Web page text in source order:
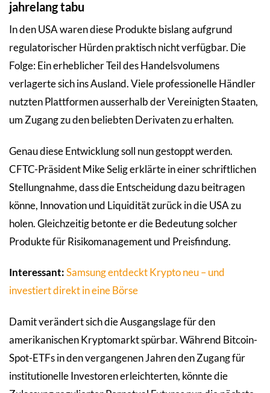
jahrelang tabu
In den USA waren diese Produkte bislang aufgrund
regulatorischer Hürden praktisch nicht verfügbar. Die
Folge: Ein erheblicher Teil des Handelsvolumens
verlagerte sich ins Ausland. Viele professionelle Händler
nutzten Plattformen ausserhalb der Vereinigten Staaten,
um Zugang zu den beliebten Derivaten zu erhalten.
Genau diese Entwicklung soll nun gestoppt werden.
CFTC-Präsident Mike Selig erklärte in einer schriftlichen
Stellungnahme, dass die Entscheidung dazu beitragen
könne, Innovation und Liquidität zurück in die USA zu
holen. Gleichzeitig betonte er die Bedeutung solcher
Produkte für Risikomanagement und Preisfindung.
Interessant:Samsung entdeckt Krypto neu – und
investiert direkt in eine Börse
Damit verändert sich die Ausgangslage für den
amerikanischen Kryptomarkt spürbar. Während Bitcoin-
Spot-ETFs in den vergangenen Jahren den Zugang für
institutionelle Investoren erleichterten, könnte die